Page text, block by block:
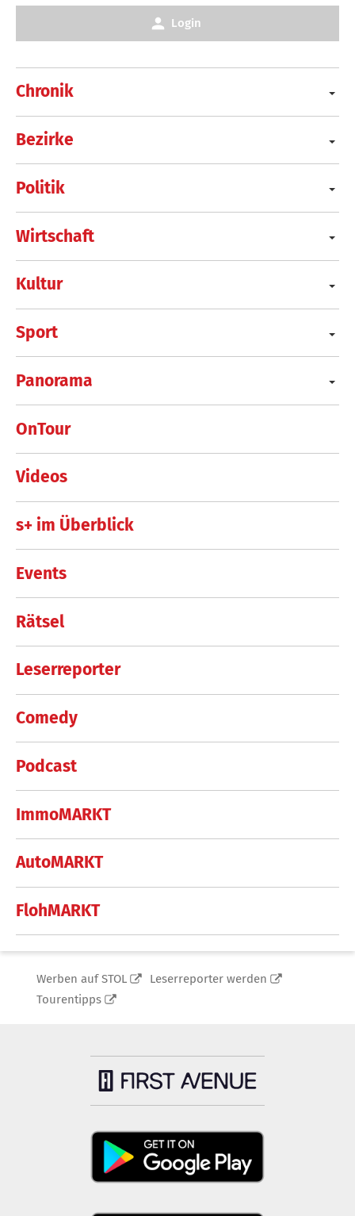
Chronik
Bezirke
Politik
Wirtschaft
Kultur
Sport
Panorama
OnTour
Videos
s+ im Überblick
Events
Rätsel
Leserreporter
Comedy
Podcast
ImmoMARKT
AutoMARKT
FlohMARKT
Login
Werben auf STOL
Leserreporter werden
Tourentipps